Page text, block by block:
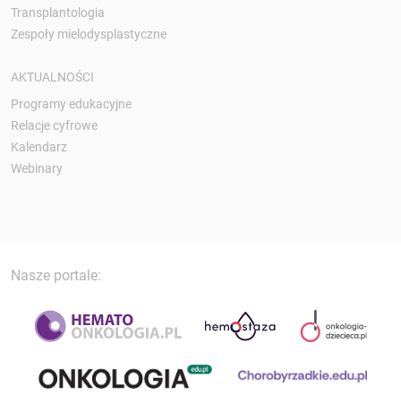
Transplantologia
Zespoły mielodysplastyczne
AKTUALNOŚCI
Programy edukacyjne
Relacje cyfrowe
Kalendarz
Webinary
Nasze portale: